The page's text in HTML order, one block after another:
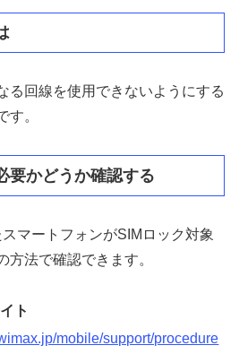
る回線を使用できないようにする
す。
要かどうか確認する
マートフォンがSIMロック対象
方法で確認できます。
ト
mobile/support/procedure